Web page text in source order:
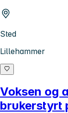
Sted
Lillehammer
Voksen og
brukerstyrt